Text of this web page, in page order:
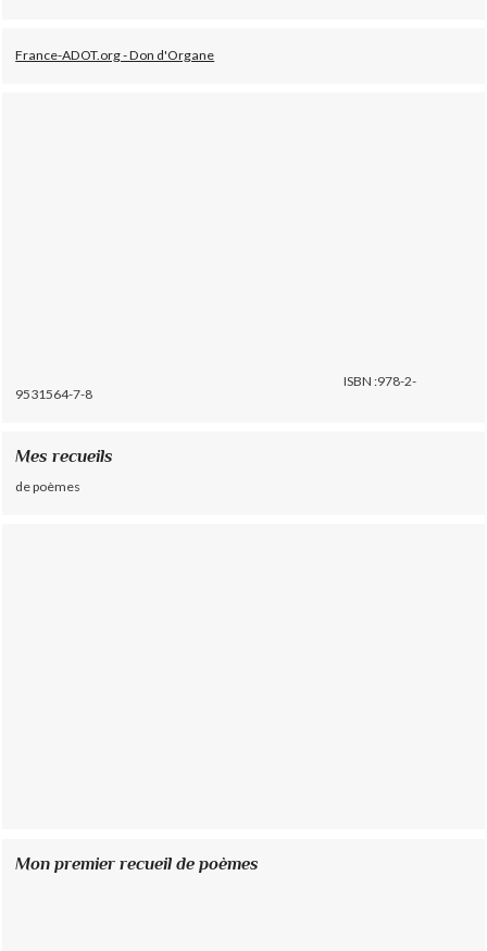
France-ADOT.org - Don d'Organe
ISBN :978-2-
9531564-7-8
Mes recueils
de poèmes
Mon premier recueil de poèmes